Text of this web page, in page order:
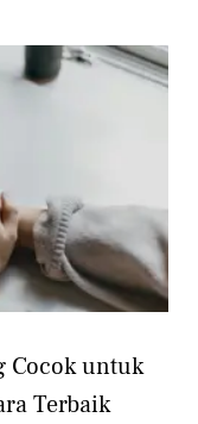
Cocok untuk
Terbaik